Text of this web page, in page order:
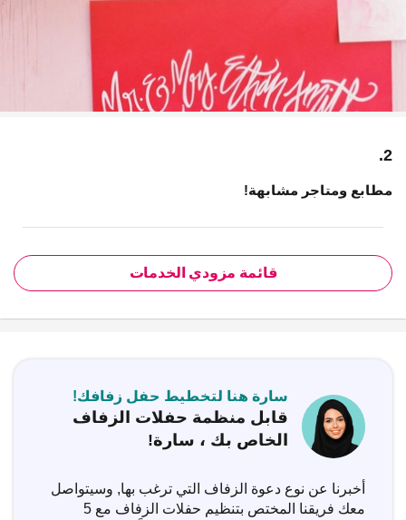
2.
مطابع ومتاجر مشابهة!
قائمة مزودي الخدمات
سارة هنا لتخطيط حفل زفافك!
قابل منظمة حفلات الزفاف
الخاص بك ، سارة!
أخبرنا عن نوع دعوة الزفاف التي ترغب بها, وسيتواصل
معك فريقنا المختص بتنظيم حفلات الزفاف مع 5